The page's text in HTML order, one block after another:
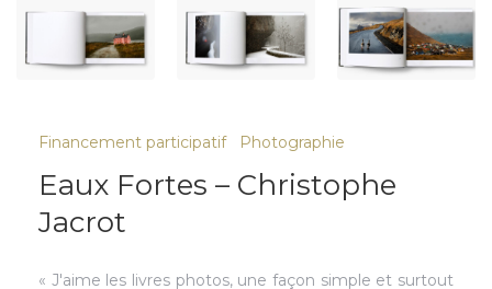
Financement participatif Photographie
Eaux Fortes – Christophe
Jacrot
« J'aime les livres photos, une façon simple et surtout